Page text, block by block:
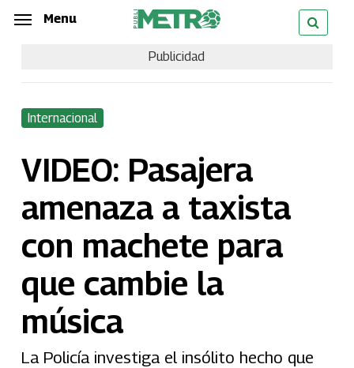
Skip
content
Menu
Publicidad
Internacional
VIDEO: Pasajera
amenaza a taxista
con machete para
que cambie la
música
La Policía investiga el insólito hecho que
Menu